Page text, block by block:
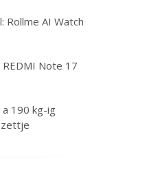
Rollme AI Watch
Note 17
190 kg-ig